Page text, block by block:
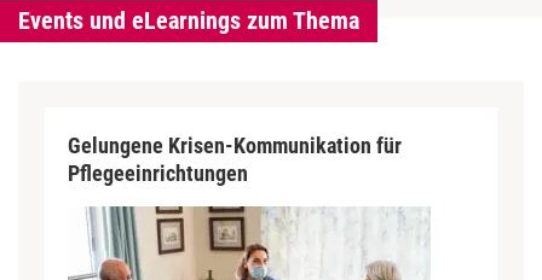
Events und eLearnings zum Thema
Gelungene Krisen-Kommunikation für
Pflegeeinrichtungen